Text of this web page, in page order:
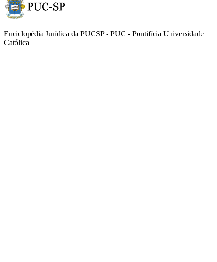
Enciclopédia Jurídica da PUCSP - PUC - Pontifícia Universidade
Católica